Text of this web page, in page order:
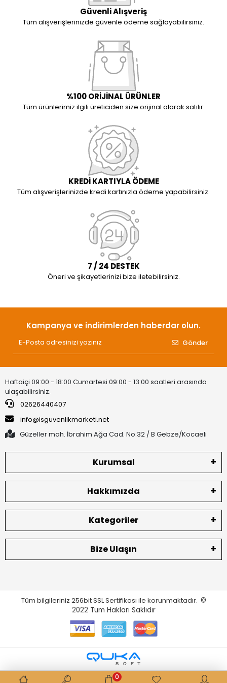
Güvenli Alışveriş
Tüm alışverişlerinizde güvenle ödeme sağlayabilirsiniz.
%100 ORİJİNAL ÜRÜNLER
Tüm ürünlerimiz ilgili üreticiden size orijinal olarak satılır.
KREDİ KARTIYLA ÖDEME
Tüm alışverişlerinizde kredi kartınızla ödeme yapabilirsiniz.
7 / 24 DESTEK
Öneri ve şikayetlerinizi bize iletebilirsiniz.
Kampanya ve indirimlerden haberdar olun.
Gönder
Haftaiçi 09:00 - 18:00 Cumartesi 09:00 - 13:00 saatleri arasında
ulaşabilirsiniz.
02626440407
info@isguvenlikmarketi.net
Güzeller mah. İbrahim Ağa Cad. No:32 / B Gebze/Kocaeli
Kurumsal
Hakkımızda
Kategoriler
Bize Ulaşın
Tüm bilgileriniz 256bit SSL Sertifikası ile korunmaktadır. ©
2022 Tüm Hakları Saklıdır
0